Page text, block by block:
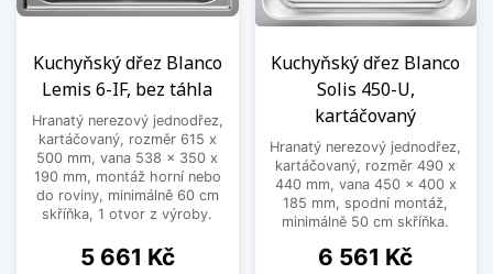
Kuchyňský dřez Blanco
Lemis 6-IF, bez táhla
Hranatý nerezový jednodřez,
kartáčovaný, rozměr 615 x
500 mm, vana 538 x 350 x
190 mm, montáž horní nebo
do roviny, minimálně 60 cm
skříňka, 1 otvor z výroby.
Cena
5 661 Kč
Kuchyňský dřez Blanco
Solis 450-U,
kartáčovaný
Hranatý nerezový jednodřez,
kartáčovaný, rozměr 490 x
440 mm, vana 450 x 400 x
185 mm, spodní montáž,
minimálně 50 cm skříňka.
Cena
6 561 Kč